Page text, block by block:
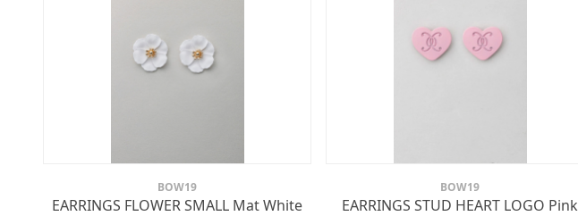
BOW19
EARRINGS FLOWER SMALL Mat White
BOW19
EARRINGS STUD HEART LOGO Pink